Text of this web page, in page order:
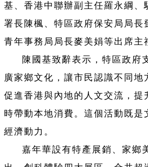
基、香港中聯辦副主任羅永綱、
署長陳楓、特區政府保安局局長
青年事務局局長麥美娟等出席主
陳國基致辭表示，特區政府
廣家鄉文化，讓市民認識不同地
促進香港與內地的人文交流，提
時帶動本地消費。這個活動既是
經濟動力。
嘉年華設有特產展銷、家鄉